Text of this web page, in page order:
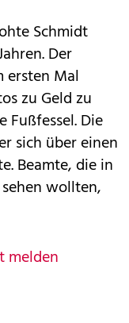
Schmidt
Der
ersten Mal
zu Geld zu
Fußfessel. Die
sich über einen
Beamte, die in
wollten,
melden